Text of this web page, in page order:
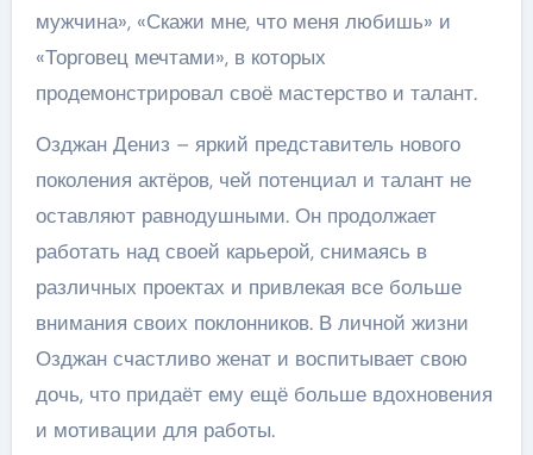
мужчина», «Скажи мне, что меня любишь» и
«Торговец мечтами», в которых
продемонстрировал своё мастерство и талант.
Озджан Дениз – яркий представитель нового
поколения актёров, чей потенциал и талант не
оставляют равнодушными. Он продолжает
работать над своей карьерой, снимаясь в
различных проектах и привлекая все больше
внимания своих поклонников. В личной жизни
Озджан счастливо женат и воспитывает свою
дочь, что придаёт ему ещё больше вдохновения
и мотивации для работы.